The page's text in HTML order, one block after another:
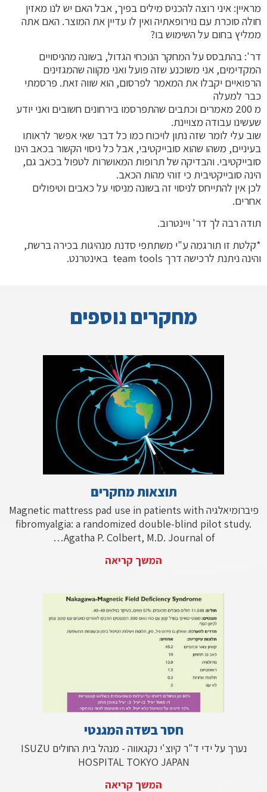
מראיין: איני רוצה להכניס מילים בפיך, אבל האם יש לנו מאזין
חולה סוכרת עם נוירופאתיה ואין לו עדיין את המוצר. האם אתה
ממליץ בחום על השימוש בו?
דר': בהתבסס על המחקר הנוכחי הגדול, בשונה מהניסויים
המקדימים, אני משוכנע שזה פועל ואני מקווה שהמגזינים
הרפואיים יקבלו את המאמר לפרסום, הוא שווה זאת. פרסמתי
כבר למעלה
מ 200 מאמרים וכתבים שהתפרסמו בירחונים חשובים ואני יודע
שעשינו עבודה מצויינת.
שוב עלי לומר שזה נתון לויכוח כמו כל דבר שאי אפשר לראותו
בעיניים, משהו שהוא סובייקטיבי, אבל כל ניסוי הקשור בכאב הינו
סובייקטיבי. והבדיקה של תרופות המאושרות לטפול בכאב גם,
הינה סובייקטיבית כי זוהי מהות הכאב.
לכן אין להתייחס לניסוי זה בשונה מניסוי על כאבים וטיפולים
אחרים.
תודה רבה לך דר' ויינטרוב.
*קלטת זו תורגמה ע"י משתתפי סדנת מנהיגות בכירה ברשת,
והינה ניתנת לרכישה דרך team tools באינטרנט
.
מחקרים נוספים
תוצאות מחקרים
פיברומיאלגיה Magnetic mattress pad use in patients with
fibromyalgia: a randomized double-blind pilot study.
Agatha P. Colbert, M.D. Journal of…
המשך קריאה
חסר בשדה המגנטי
נערך על ידי ד"ר קיוצ'י נקגאווה - מנהל בית החולים ISUZU
HOSPITAL TOKYO JAPAN
המשך קריאה